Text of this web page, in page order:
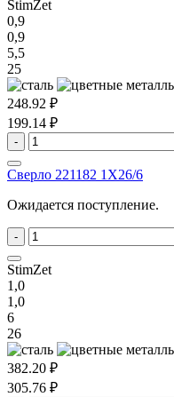
StimZet
0,9
0,9
5,5
25
248.92 ₽
199.14 ₽
-
Сверло 221182 1X26/6
Ожидается поступление.
-
StimZet
1,0
1,0
6
26
382.20 ₽
305.76 ₽